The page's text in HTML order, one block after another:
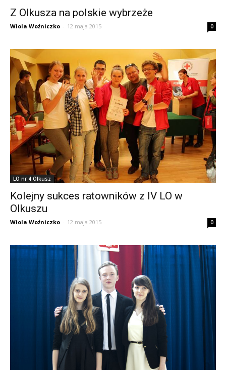
Z Olkusza na polskie wybrzeże
Wiola Woźniczko - 12 maja 2015 0
LO nr 4 Olkusz
Kolejny sukces ratowników z IV LO w
Olkuszu
Wiola Woźniczko - 12 maja 2015 0